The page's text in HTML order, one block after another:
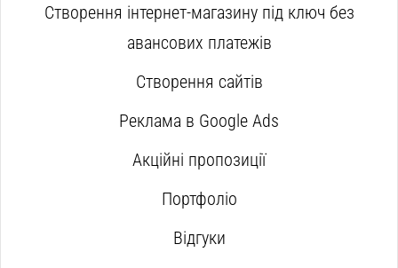
Створення інтернет-магазину під ключ без
авансових платежів
Створення сайтів
Реклама в Google Ads
Акційні пропозиції
Портфоліо
Відгуки